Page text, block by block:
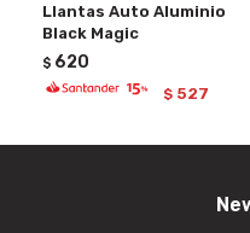
Llantas Auto Aluminio
Black Magic
$ 620
$ 527